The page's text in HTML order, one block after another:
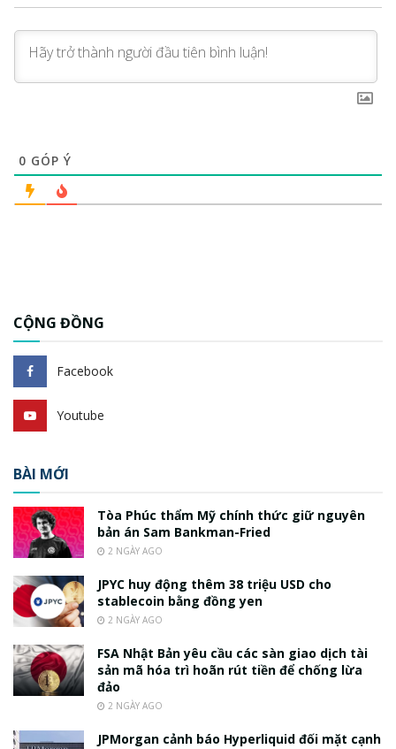
0 GÓP Ý
CỘNG ĐỒNG
Facebook
Youtube
BÀI MỚI
Tòa Phúc thẩm Mỹ chính thức giữ nguyên
bản án Sam Bankman-Fried
2 NGÀY AGO
JPYC huy động thêm 38 triệu USD cho
stablecoin bằng đồng yen
2 NGÀY AGO
FSA Nhật Bản yêu cầu các sàn giao dịch tài
sản mã hóa trì hoãn rút tiền để chống lừa
đảo
2 NGÀY AGO
JPMorgan cảnh báo Hyperliquid đối mặt cạnh